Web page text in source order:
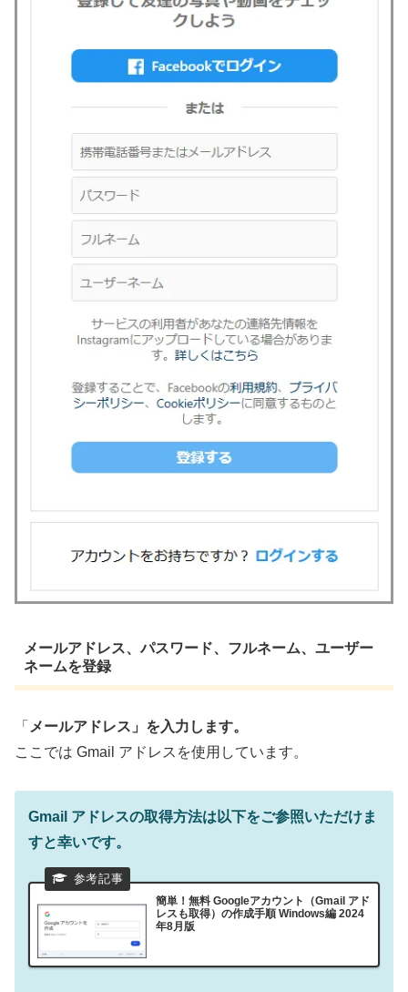
メールアドレス、パスワード、フルネーム、ユーザー
ネームを登録
「 メールアドレス」を入力します。
ここでは Gmail アドレスを使用しています。
Gmail アドレスの取得方法は以下をご参照いただけま
すと幸いです。
簡単！無料 Googleアカウント（Gmail アド
レスも取得）の作成手順 Windows編 2024
年8月版